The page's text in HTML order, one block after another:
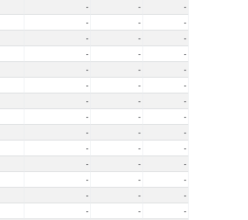
- -
-
- -
-
- -
-
- -
-
- -
-
- -
-
- -
-
- -
-
- -
-
- -
-
- -
-
- -
-
- -
-
- -
-